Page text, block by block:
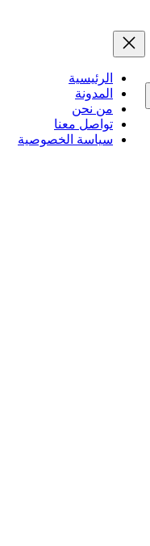
الرئيسية
المدونة
من نحن
تواصل معنا
سياسة الخصوصية